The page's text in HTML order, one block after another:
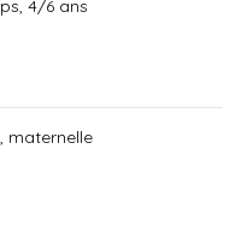
4/6 ans
maternelle